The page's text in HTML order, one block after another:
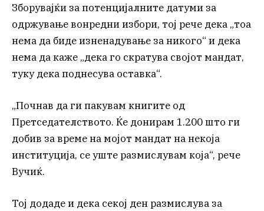
Зборувајќи за потенцијалните датуми за
одржување вонредни избори, тој рече дека „тоа
нема да биде изненадување за никого“ и дека
нема да каже „дека го скратува својот мандат,
туку дека поднесува оставка“.
„Почнав да ги пакувам книгите од
Претседателството. Ќе донирам 1.200 што ги
добив за време на мојот мандат на некоја
институција, се уште размислувам која“, рече
Вучиќ.
Тој додаде и дека секој ден размислува за